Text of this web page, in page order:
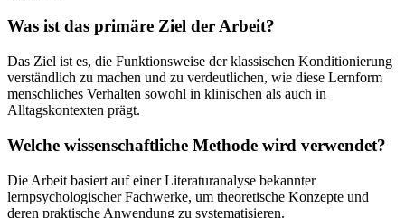
Was ist das primäre Ziel der Arbeit?
Das Ziel ist es, die Funktionsweise der klassischen Konditionierung
verständlich zu machen und zu verdeutlichen, wie diese Lernform
menschliches Verhalten sowohl in klinischen als auch in
Alltagskontexten prägt.
Welche wissenschaftliche Methode wird verwendet?
Die Arbeit basiert auf einer Literaturanalyse bekannter
lernpsychologischer Fachwerke, um theoretische Konzepte und
deren praktische Anwendung zu systematisieren.